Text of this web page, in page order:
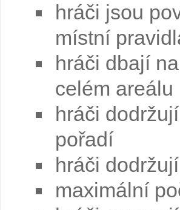
hráči jsou
místní
hráči dbají
celém areálu
hráči
pořadí
hráči
maximální